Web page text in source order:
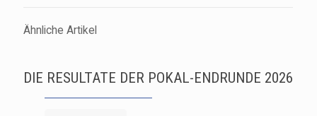
Ähnliche Artikel
DIE RESULTATE DER POKAL-ENDRUNDE 2026